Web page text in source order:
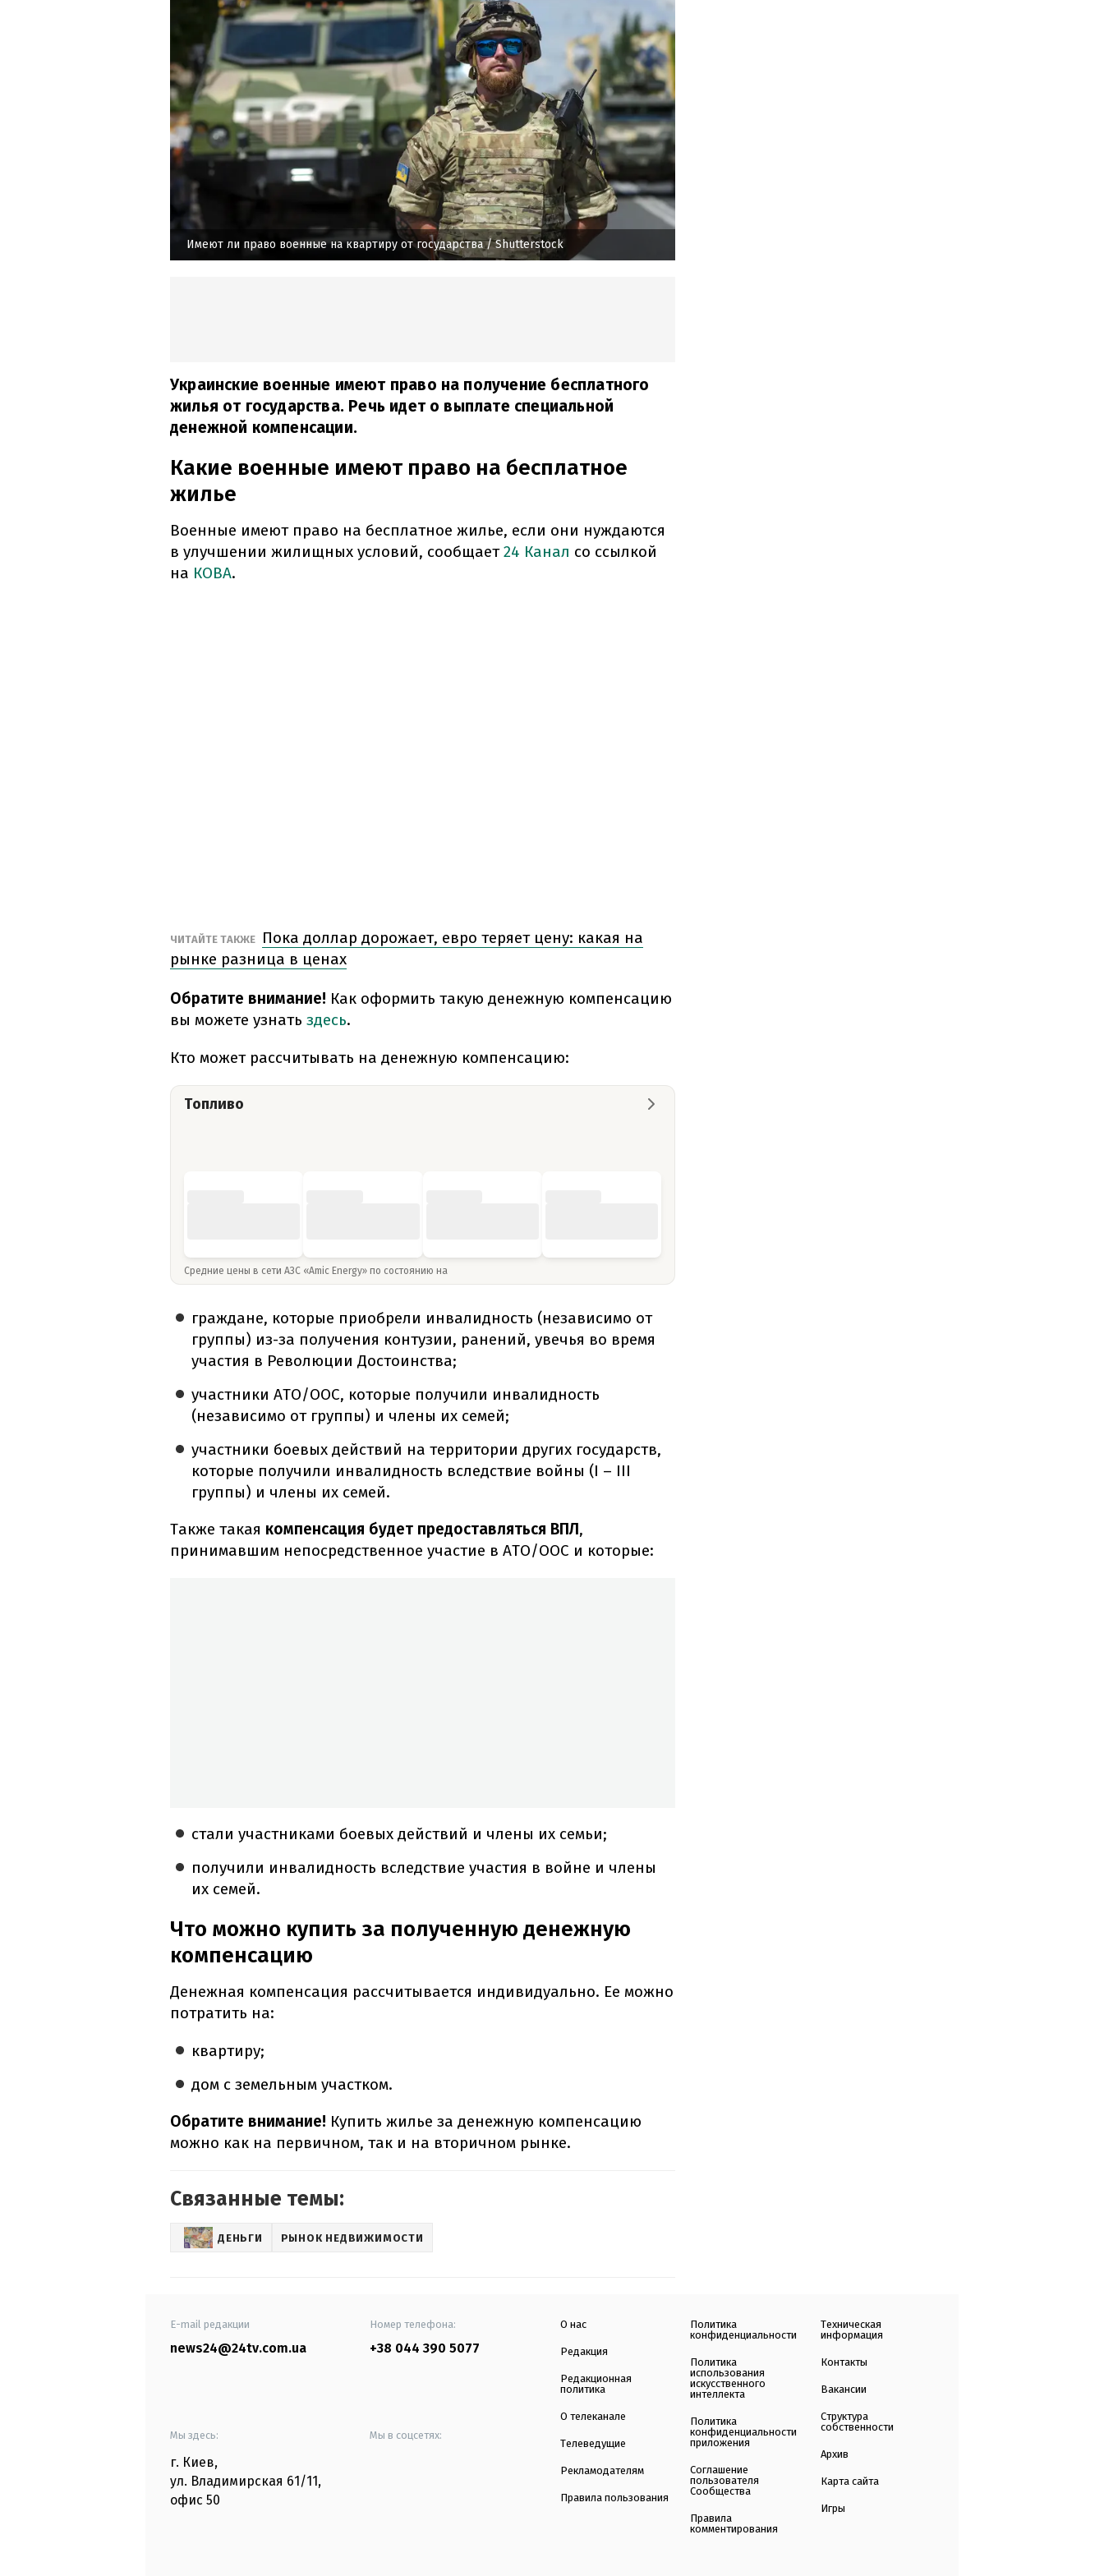
Имеют ли право военные на квартиру от государства/ Shutterstock
Украинские военные имеют право на получение бесплатного
жилья от государства. Речь идет о выплате специальной
денежной компенсации.
Какие военные имеют право на бесплатное
жилье
Военные имеют право на бесплатное жилье, если они нуждаются
в улучшении жилищных условий, сообщает24 Канал со ссылкой
на КОВА.
ЧИТАЙТЕ ТАКЖЕ
Пока доллар дорожает, евро теряет цену: какая на
рынке разница в ценах
Обратите внимание! Как оформить такую денежную компенсацию
вы можете узнать здесь.
Кто может рассчитывать на денежную компенсацию:
Топливо
Средние цены в сети АЗС «Amic Energy» по состоянию на
граждане, которые приобрели инвалидность (независимо от
группы) из-за получения контузии, ранений, увечья во время
участия в Революции Достоинства;
участники АТО/ООС, которые получили инвалидность
(независимо от группы) и члены их семей;
участники боевых действий на территории других государств,
которые получили инвалидность вследствие войны (I – III
группы) и члены их семей.
Также такая компенсация будет предоставляться ВПЛ,
принимавшим непосредственное участие в АТО/ООС и которые:
стали участниками боевых действий и члены их семьи;
получили инвалидность вследствие участия в войне и члены
их семей.
Что можно купить за полученную денежную
компенсацию
Денежная компенсация рассчитывается индивидуально. Ее можно
потратить на:
квартиру;
дом с земельным участком.
Обратите внимание! Купить жилье за денежную компенсацию
можно как на первичном, так и на вторичном рынке.
Связанные темы:
ДЕНЬГИ РЫНОК НЕДВИЖИМОСТИ
E-mail редакции
news24@24tv.com.ua
Номер телефона:
+38 044 390 5077
Мы здесь:
г. Киев,
ул. Владимирская 61/11,
офис 50
Мы в соцсетях:
О нас
Редакция
Редакционная
политика
О телеканале
Телеведущие
Рекламодателям
Правила пользования
Политика
конфиденциальности
Политика
использования
искусственного
интеллекта
Политика
конфиденциальности
приложения
Соглашение
пользователя
Сообщества
Правила
комментирования
Техническая
информация
Контакты
Вакансии
Структура
собственности
Архив
Карта сайта
Игры